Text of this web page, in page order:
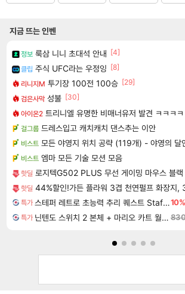
지금 뜨는 인벤
정보 룩삼 니니 초대석 안내
[4]
클립 주식 UFC라는 우정잉 [8]
리니지M 투기장 100전 100승 [29]
검은사막 성불 [30]
아이온2 트리니엘 유명한 비매너유저 발견 ㅋㅋㅋㅋ
걸그룹 드레스입고 캐치캐치 댄스추는 이안
비스트 모든 야영지 위치 공략 (119개) - 야영의 달
비스트 엠마 모든 기술 모션 모음
핫딜 로지텍G502 PLUS 무선 게이밍 마우스 블랙
핫딜 44%할인!가든 플라워 3겹 천연펄프 화장지,
특가 스테퍼 레트로 초능력 추리 퀘스트 Staffer Retro A Supernatural Mystery Quest10%
특가 닌텐도 스위치 2 본체 + 마리오 카트 월드 + 슈퍼 마리오 파티 잼버리 닌텐도 스위치 2 에디션 + 잼버리 TV 번들